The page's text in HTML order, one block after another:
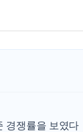
경쟁률을 보였다